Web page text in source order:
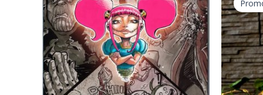
options
peuvent
être
choisies
sur
la